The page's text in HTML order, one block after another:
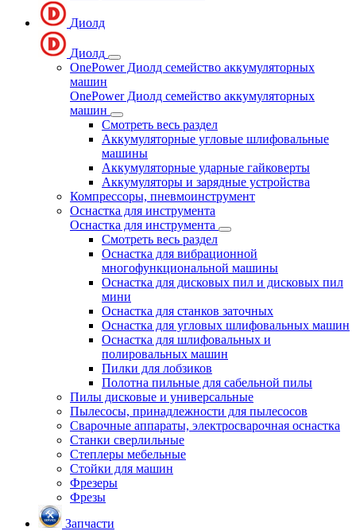
Диолд
Диолд
OnePower Диолд семейство аккумуляторных
машин
OnePower Диолд семейство аккумуляторных
машин
Смотреть весь раздел
Аккумуляторные угловые шлифовальные
машины
Аккумуляторные ударные гайковерты
Аккумуляторы и зарядные устройства
Компрессоры, пневмоинструмент
Оснастка для инструмента
Оснастка для инструмента
Смотреть весь раздел
Оснастка для вибрационной
многофункциональной машины
Оснастка для дисковых пил и дисковых пил
мини
Оснастка для станков заточных
Оснастка для угловых шлифовальных машин
Оснастка для шлифовальных и
полировальных машин
Пилки для лобзиков
Полотна пильные для сабельной пилы
Пилы дисковые и универсальные
Пылесосы, принадлежности для пылесосов
Сварочные аппараты, электросварочная оснастка
Станки сверлильные
Степлеры мебельные
Стойки для машин
Фрезеры
Фрезы
Запчасти